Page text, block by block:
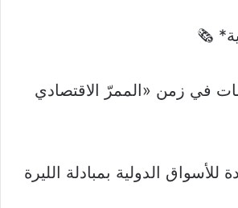
🗞
في زمن «الممرّ الاقتصادي
للأسواق الدولية بمبادلة الليرة